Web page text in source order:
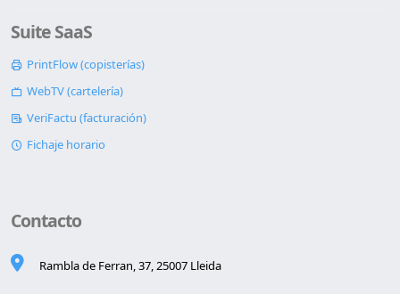
Suite SaaS
PrintFlow (copisterías)
WebTV (cartelería)
VeriFactu (facturación)
Fichaje horario
Contacto
Rambla de Ferran, 37, 25007 Lleida